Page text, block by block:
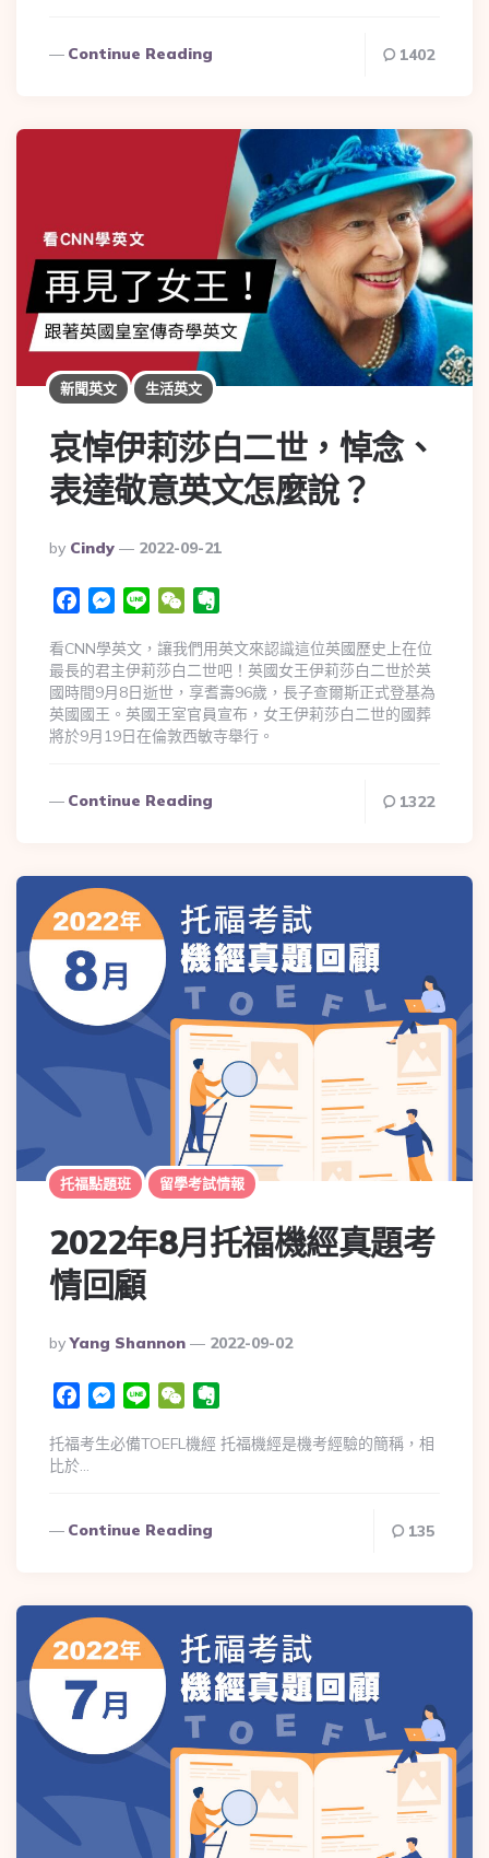
Continue Reading 1402
新聞英文 生活英文
哀悼伊莉莎白二世，悼念、
表達敬意英文怎麼說？
By Cindy 2022-09-21
FacebookMessenger
Line WeChat
看CNN學英文，讓我們用英文來認識這位英國歷史上在位
最長的君主伊莉莎白二世吧！英國女王伊莉莎白二世於英
國時間9月8日逝世，享耆壽96歲，長子查爾斯正式登基為
英國國王。英國王室官員宣布，女王伊莉莎白二世的國葬
將於9月19日在倫敦西敏寺舉行。
Continue Reading 1322
托福點題班 留學考試情報
2022年8月托福機經真題考
情回顧
By Yang Shannon 2022-09-02
FacebookMessenger
Line WeChat
托福考生必備TOEFL機經 托福機經是機考經驗的簡稱，相
比於…
Continue Reading 135